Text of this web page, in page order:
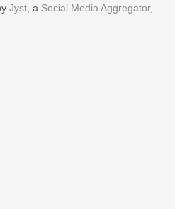
Jyst , a Social Media Aggregator,